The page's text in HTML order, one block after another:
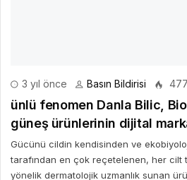
3 yıl önce Basın Bildirisi 477
ünlü fenomen Danla Bilic,
güneş ürünlerinin dijital
Gücünü cildin kendisinden ve
tarafından en çok reçetelenen, her cilt
yönelik dermatolojik uzmanlık sunan